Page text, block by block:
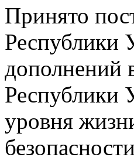
Принято
Республики
дополнений
Республики
уровня